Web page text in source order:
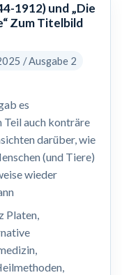
1912) und „Die
Zum Titelbild
/ Ausgabe 2
es
Teil auch konträre
darüber, wie
(und Tiere)
wieder